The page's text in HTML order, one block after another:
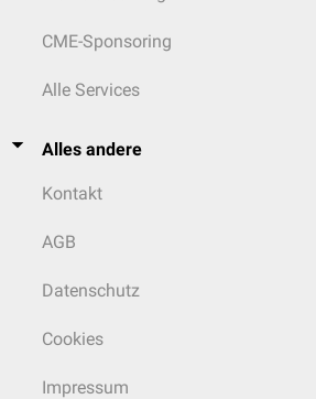
CME-Sponsoring
Alle Services
Alles andere
Kontakt
AGB
Datenschutz
Cookies
Impressum